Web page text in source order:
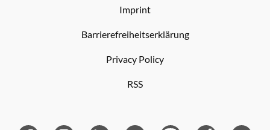
Imprint
Barrierefreiheitserklärung
Privacy Policy
RSS